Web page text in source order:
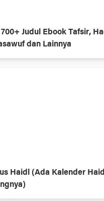
Judul Ebook Tafsir,
dan Lainnya
Haidl (Ada Kalender